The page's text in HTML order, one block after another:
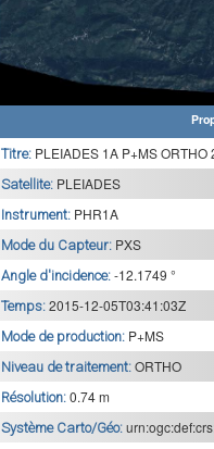
Titre: PLEIADES 1A P+MS
Satellite: PLEIADES
Instrument: PHR1A
Mode du Capteur: PXS
Angle d'incidence: -12.1749 °
Temps: 2015-12-05T03:41:03Z
Mode de production: P+MS
Niveau de traitement: ORTHO
Résolution: 0.74 m
Système Carto/Géo: